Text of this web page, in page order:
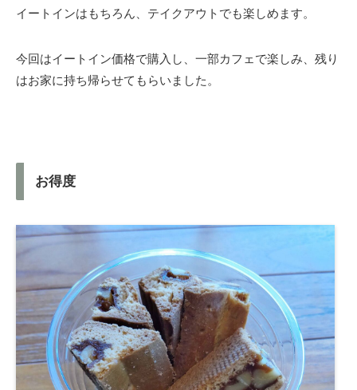
イートインはもちろん、テイクアウトでも楽しめます。
今回はイートイン価格で購入し、一部カフェで楽しみ、残り
はお家に持ち帰らせてもらいました。
お得度